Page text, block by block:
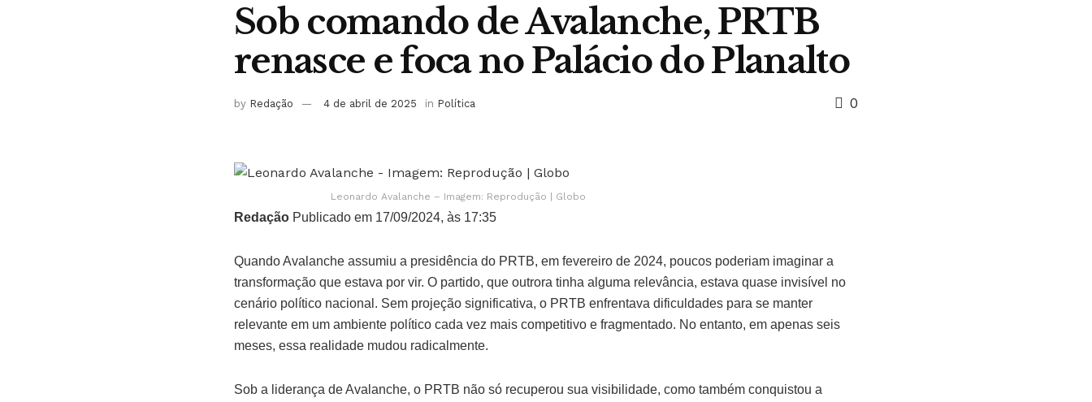
Sob comando de Avalanche, PRTB
renasce e foca no Palácio do Planalto
by Redação 4 de abril de 2025 in Política 0
Leonardo Avalanche – Imagem: Reprodução | Globo
Redação Publicado em 17/09/2024, às 17:35
Quando Avalanche assumiu a presidência do PRTB, em fevereiro de 2024, poucos poderiam imaginar a
transformação que estava por vir. O partido, que outrora tinha alguma relevância, estava quase invisível no
cenário político nacional. Sem projeção significativa, o PRTB enfrentava dificuldades para se manter
relevante em um ambiente político cada vez mais competitivo e fragmentado. No entanto, em apenas seis
meses, essa realidade mudou radicalmente.
Sob a liderança de Avalanche, o PRTB não só recuperou sua visibilidade, como também conquistou a